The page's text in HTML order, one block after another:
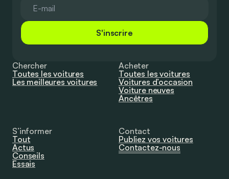
S'inscrire
Chercher
Toutes les voitures
Les meilleures voitures
Acheter
Toutes les voitures
Voitures d’occasion
Voiture neuves
Ancêtres
S’informer
Tout
Actus
Conseils
Essais
Contact
Publiez vos voitures
Contactez-nous